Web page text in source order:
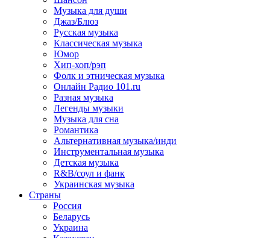
Музыка для души
Джаз/Блюз
Русская музыка
Классическая музыка
Юмор
Хип-хоп/рэп
Фолк и этническая музыка
Онлайн Радио 101.ru
Разная музыка
Легенды музыки
Музыка для сна
Романтика
Альтернативная музыка/инди
Инструментальная музыка
Детская музыка
R&B/cоул и фанк
Украинская музыка
Страны
Россия
Беларусь
Украина